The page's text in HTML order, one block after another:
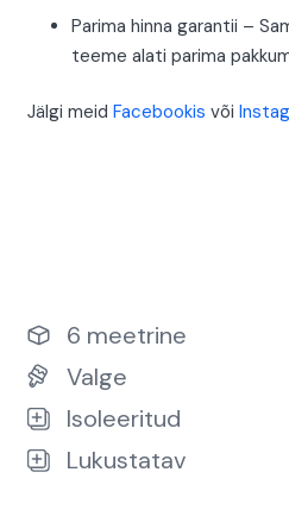
Parima hinna garantii –
teeme alati parima
Jälgi meid Facebookis või
6 meetrine
Valge
Isoleeritud
Lukustatav